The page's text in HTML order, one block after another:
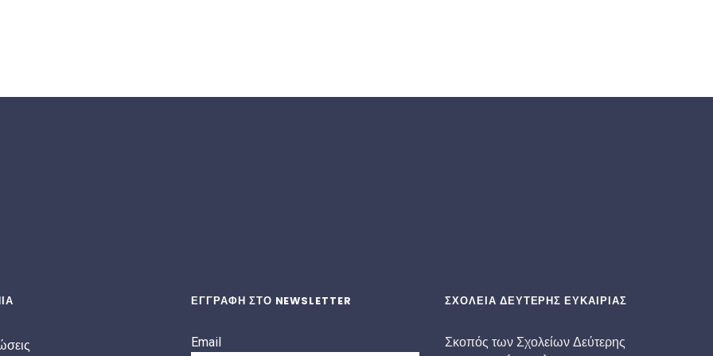
ΕΓΓΡΑΦΗ ΣΤΟ NEWSLETTER
Email
ΣΧΟΛΕΙΑ ΔΕΥΤΕΡΗΣ ΕΥΚΑΙΡΙΑΣ
Σκοπός των Σχολείων Δεύτερης